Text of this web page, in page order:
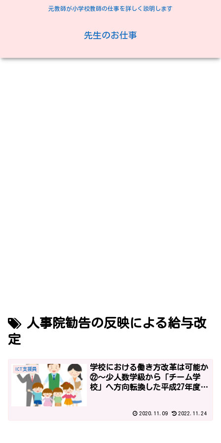
元教師が小学校教師の仕事を詳しく説明します
先生のお仕事
人事院勧告の反映による給与改
定
ICT支援員
学校における働き方改革は可能か
㉒～少人数学級から「チーム学
校」へ方向転換した平成27年度予
2020.11.09 2022.11.24